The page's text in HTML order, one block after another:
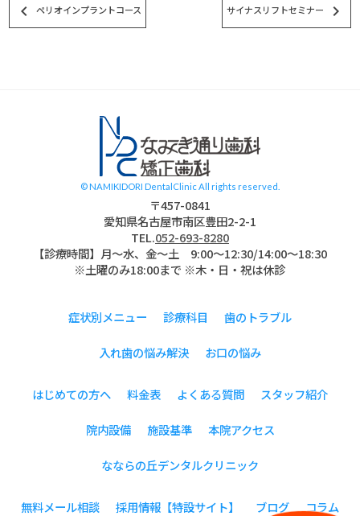
keyboard_arrow_left ペリオインプラントコース サイナスリフトセミナー keyboard_arrow_right
© NAMIKIDORI DentalClinic All rights reserved.
〒457-0841
愛知県名古屋市南区豊田2-2-1
TEL.052-693-8280
【診療時間】月〜水、金～土 9:00〜12:30/14:00～18:30
※土曜のみ18:00まで ※木・日・祝は休診
症状別メニュー 診療科目 歯のトラブル
入れ歯の悩み解決 お口の悩み
はじめての方へ 料金表 よくある質問 スタッフ紹介
院内設備 施設基準 本院アクセス
なならの丘デンタルクリニック
無料メール相談 採用情報【特設サイト】 ブログ コラム